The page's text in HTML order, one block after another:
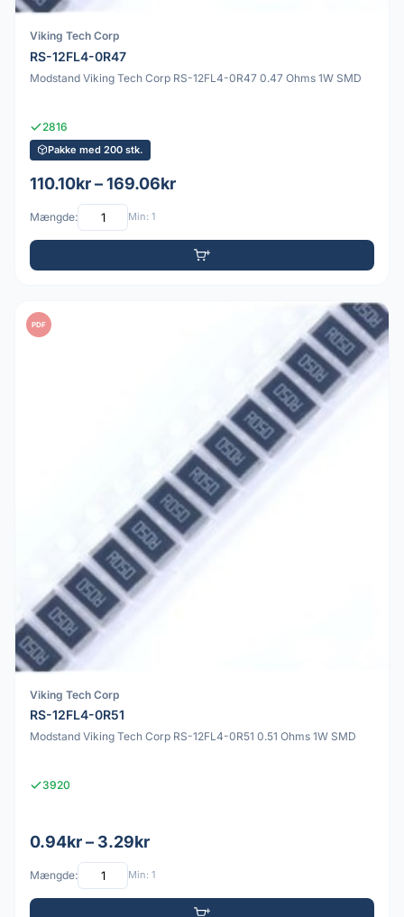
Viking Tech Corp
RS-12FL4-0R47
Modstand Viking Tech Corp RS-12FL4-0R47 0.47 Ohms 1W SMD
2816
Pakke med 200 stk.
110.10kr – 169.06kr
Mængde: Min: 1
PDF
Viking Tech Corp
RS-12FL4-0R51
Modstand Viking Tech Corp RS-12FL4-0R51 0.51 Ohms 1W SMD
3920
0.94kr – 3.29kr
Mængde: Min: 1